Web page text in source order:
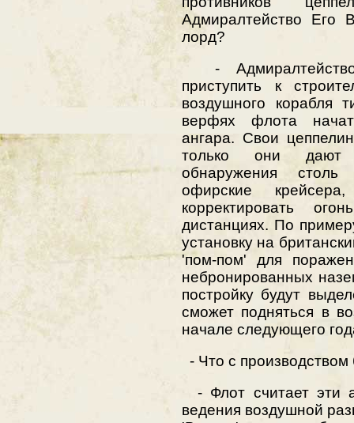
Адмиралтейство Его
лорд?
- Адмиралтейство
приступить к
воздушного корабля
верфях флота
ангара. Свои
только они дают
обнаружения столь
офирские
корректировать
дистанциях. По
установку на
'пом-пом' для
небронированных
постройку будут
сможет подняться в
начале следующего
- Что с
- Флот считает эти
ведения воздушной